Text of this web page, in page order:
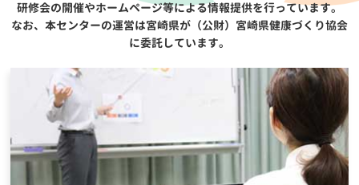
研修会の開催やホームページ等による情報提供を行っています。
なお、本センターの運営は宮崎県が（公財）宮崎県健康づくり協会
に委託しています。